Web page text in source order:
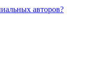
авторов?